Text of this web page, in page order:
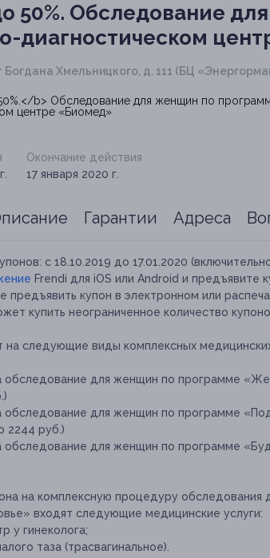
50%. Обследование
диагностическом
Богдана Хмельницкого, д. 111 (БЦ
Окончание действия
17 января 2020 г.
Гарантии Адреса
с 18.10.2019 до 17.01.2020
Frendi для iOS или Android и предъявите
предъявить купон в электронном или
купить неограниченное количество
на следующие виды комплексных
обследование для женщин по программе
обследование для женщин по программе
2244 руб.)
обследование для женщин по программе
на комплексную процедуру
входят следующие медицинские услуги:
у гинеколога;
таза (трасвагинальное).